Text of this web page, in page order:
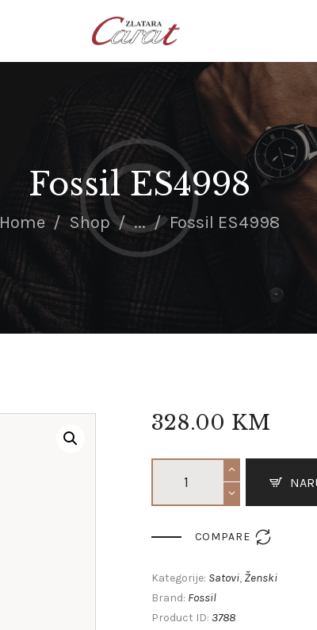
Fossil ES4998
Home Shop ... Fossil ES4998
NASLOVNA
O NAMA
SATOVI
SREBRNI NAKIT
ZLATNI NAKIT
328.00 KM
COMPARE 
Kategorije: Satovi, Ženski
Brand: Fossil
Product ID: 3788